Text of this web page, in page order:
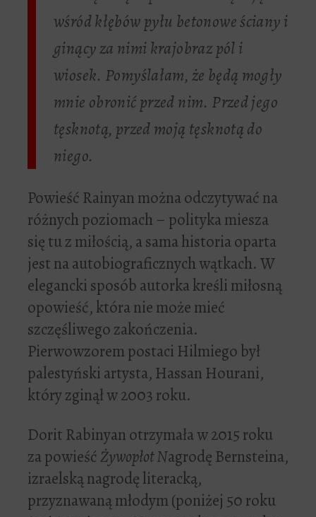
wśród kłębów pyłu betonowe ściany i
ginący za nimi krajobraz pól i
wiosek. Pomyślałam, że będą mogły
mnie obronić przed nim. Przed jego
tęsknotą, przed moją tęsknotą do
niego.
Powieść Rainyan można odczytywać na
różnych poziomach – polityka miesza
się tu z miłością, a sama historia oparta
jest na autobiograficznych wątkach. W
elegancki sposób autorka kreśli miłosną
opowieść, która nie może mieć
szczęśliwego zakończenia.
Pierwowzorem postaci Hilmiego był
palestyński artysta, Hassan Hourani,
który zginął w 2003 roku.
Dorit Rabinyan otrzymała w 2015 roku
za powieśćŻywopłot Nagrodę Bernsteina,
izraelską nagrodę literacką,
przyznawaną młodym (poniżej 50 roku